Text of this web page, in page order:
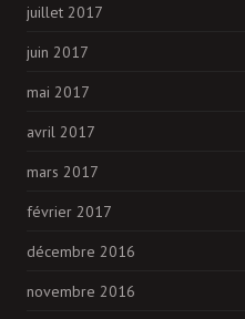
juillet 2017
juin 2017
mai 2017
avril 2017
mars 2017
février 2017
décembre 2016
novembre 2016